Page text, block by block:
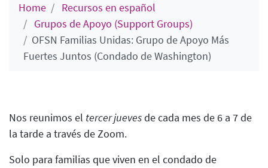
Home
Recursos en español
Grupos de Apoyo (Support Groups)
OFSN Familias Unidas: Grupo de Apoyo Más
Fuertes Juntos (Condado de Washington)
Nos reunimos el tercer juevesde cada mes de 6 a 7 de
la tarde a través de Zoom.
Solo para familias que viven en el condado de